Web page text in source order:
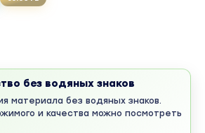
без водяных знаков
материала без водяных знаков.
и качества можно посмотреть